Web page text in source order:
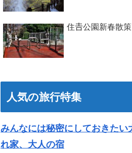
住𠮷公園新春散策
人気の旅行特集
みんなには秘密にしておきたい
れ家、大人の宿